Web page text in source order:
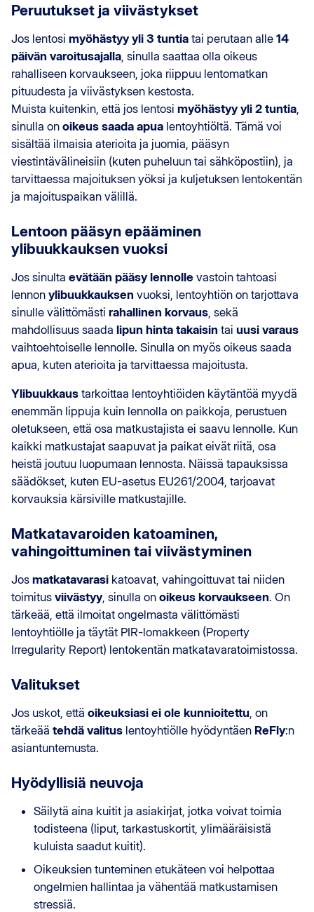
Peruutukset ja viivästykset
Jos lentosi myöhästyy yli 3 tuntia tai perutaan alle 14
päivän varoitusajalla , sinulla saattaa olla oikeus
rahalliseen korvaukseen, joka riippuu lentomatkan
pituudesta ja viivästyksen kestosta.
Muista kuitenkin, että jos lentosi myöhästyy yli 2 tuntia
sinulla on oikeus saada apua lentoyhtiöltä. Tämä voi
sisältää ilmaisia aterioita ja juomia, pääsyn
viestintävälineisiin (kuten puheluun tai sähköpostiin), ja
tarvittaessa majoituksen yöksi ja kuljetuksen lentokentän
ja majoituspaikan välillä.
Lentoon pääsyn epääminen
ylibuukkauksen vuoksi
Jos sinulta evätään pääsy lennolle vastoin tahtoasi
lennon ylibuukkauksen vuoksi, lentoyhtiön on tarjottava
sinulle välittömästi rahallinen korvaus , sekä
mahdollisuus saada lipun hinta takaisin tai uusi varaus
vaihtoehtoiselle lennolle. Sinulla on myös oikeus saada
apua, kuten aterioita ja tarvittaessa majoitusta.
Ylibuukkaus tarkoittaa lentoyhtiöiden käytäntöä myydä
enemmän lippuja kuin lennolla on paikkoja, perustuen
oletukseen, että osa matkustajista ei saavu lennolle. Kun
kaikki matkustajat saapuvat ja paikat eivät riitä, osa
heistä joutuu luopumaan lennosta. Näissä tapauksissa
säädökset, kuten EU-asetus EU261/2004, tarjoavat
korvauksia kärsiville matkustajille.
Matkatavaroiden katoaminen,
vahingoittuminen tai viivästyminen
Jos matkatavarasi katoavat, vahingoittuvat tai niiden
toimitus viivästyy, sinulla on oikeus korvaukseen. On
tärkeää, että ilmoitat ongelmasta välittömästi
lentoyhtiölle ja täytät PIR-lomakkeen (Property
Irregularity Report) lentokentän matkatavaratoimistossa.
Valitukset
Jos uskot, että oikeuksiasi ei ole kunnioitettu , on
tärkeää tehdä valitus lentoyhtiölle hyödyntäen ReFly:n
asiantuntemusta.
Hyödyllisiä neuvoja
Säilytä aina kuitit ja asiakirjat, jotka voivat toimia
todisteena (liput, tarkastuskortit, ylimääräisistä
kuluista saadut kuitit).
Oikeuksien tunteminen etukäteen voi helpottaa
ongelmien hallintaa ja vähentää matkustamisen
stressiä.